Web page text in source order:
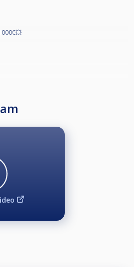
ΔΗΛΩΘΕΝΤΕΣ ΠΡΈΠΕΙ ΝΑ ΕΧΟΥΝ
ΓΙΝΟΝΤΑΙ ΣΤΟ CUESCORE Ή
ΕΠΙΚΟΙΝΩΝΊΑΣ ΤΟΥ
OUT - RACE TO 9
TO 11
ΣΕ ΟΛΟ ΤΟ ΤΟΥΡΝΟΥΑ (ΥΦΑΣΜΑΤΙΝΟ
, ΜΠΛΟΥΖΑΚΙ ΤΥΠΟΥ POLO
ΔΙΑΡΚΕΙΑ ΤΟΥ ΤΟΥΡΝΟΥΑ.
ΑΠΟ ΤΗΝ ΠΡΟΓΡΑΜΜΑΤΙΣΜΕΝΗ
ΛΕΠΤΑ ΠΡΟΣΤΙΘΕΤΑΙ 1 ΠΑΙΧΝΙΔΙ ΣΤΟΝ
Ο ΑΝΤΙΠΑΛΟΣ ΔΕΝ ΕΠΙΤΡΕΠΕΤΑΙ ΝΑ
ΕΚΤΟΣ ΕΑΝ ΘΕΛΕΙ ΝΑ ΚΑΝΕΙ ΚΑΙ ΑΥΤΟΣ